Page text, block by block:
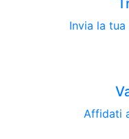
Invia la
Affidati